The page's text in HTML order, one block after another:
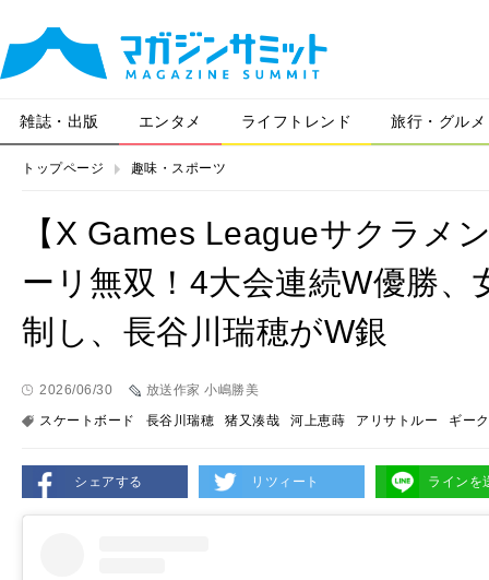
雑誌・出版 エンタメ ライフトレンド 旅行・グルメ
トップページ 趣味・スポーツ
【X Games Leagueサクラメ
ーリ無双！4大会連続W優勝
制し、長谷川瑞穂がW銀
2026/06/30
放送作家 小嶋勝美
スケートボード
長谷川瑞穂 猪又湊哉 河上恵蒔 アリサトルー ギー
シェアする リツィート ラインを